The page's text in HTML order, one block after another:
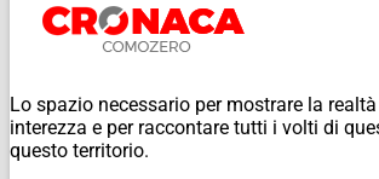
Lo spazio necessario per mostrare la
interezza e per raccontare tutti i volti di
questo territorio.